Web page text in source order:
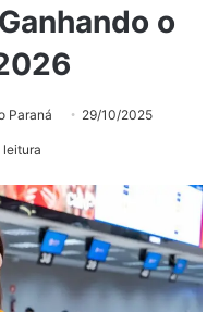
o
Paraná 29/10/2025